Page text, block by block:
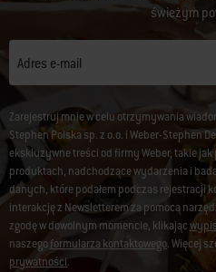
świeżym
Adres e-mail
Zarejestruj mnie w celu otrzymywania
Stephen Polska sp. z o.o. i Weber-Stephen
ekskluzywne treści od firmy Weber, takie
produktach, nadchodzące wydarzenia i
danych, które podałem podczas rejestracji
interakcję z Newsletterem za pomocą
zgodę w dowolnym momencie, klikając
naszegoformularza kontaktowego. Więcej
prywatności.